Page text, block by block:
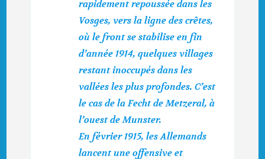
rapidement repoussée dans les
Vosges, vers la ligne des crêtes,
où le front se stabilise en fin
d’année 1914, quelques villages
restant inoccupés dans les
vallées les plus profondes. C’est
le cas de la Fecht de Metzeral, à
l’ouest de Munster.
En février 1915, les Allemands
lancent une offensive et